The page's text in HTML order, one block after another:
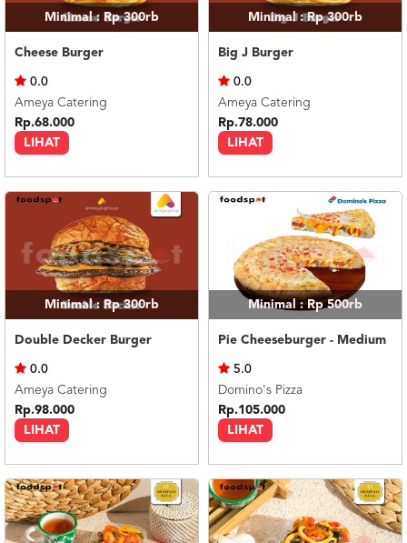
Minimal : Rp 300rb
Cheese Burger
LIHAT
0.0
Ameya Catering
Rp.68.000
Minimal : Rp 300rb
Big J Burger
LIHAT
0.0
Ameya Catering
Rp.78.000
Minimal : Rp 300rb
Double Decker Burger
LIHAT
0.0
Ameya Catering
Rp.98.000
Minimal : Rp 500rb
Pie Cheeseburger - Medium
LIHAT
5.0
Domino's Pizza
Rp.105.000